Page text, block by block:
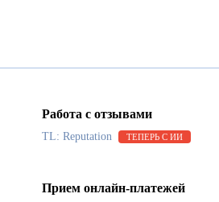
Работа с отзывами
TL: Reputation ТЕПЕРЬ С ИИ
Прием онлайн-платежей